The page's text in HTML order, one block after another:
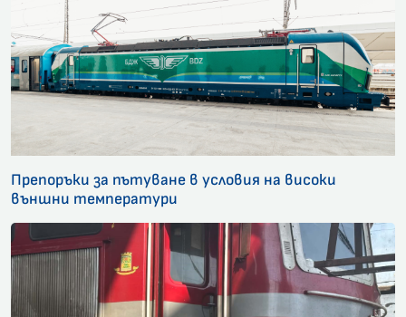
Препоръки за пътуване в условия на високи
външни температури